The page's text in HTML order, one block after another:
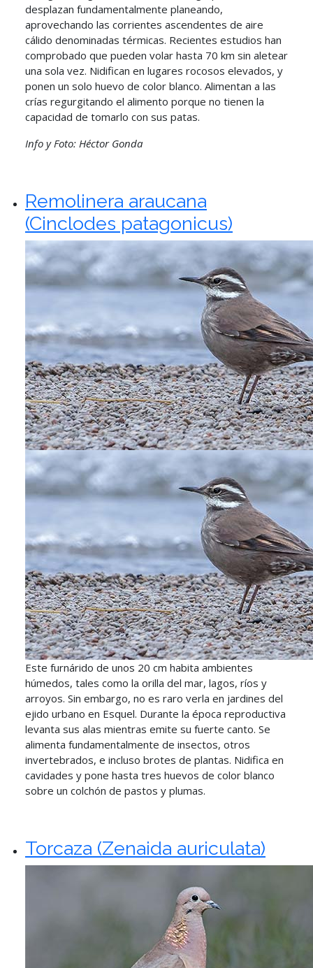
desplazan fundamentalmente planeando,
aprovechando las corrientes ascendentes de aire
cálido denominadas térmicas. Recientes estudios han
comprobado que pueden volar hasta 70 km sin aletear
una sola vez. Nidifican en lugares rocosos elevados, y
ponen un solo huevo de color blanco. Alimentan a las
crías regurgitando el alimento porque no tienen la
capacidad de tomarlo con sus patas.
Info y Foto: Héctor Gonda
Remolinera araucana
(Cinclodes patagonicus)
Este furnárido de unos 20 cm habita ambientes
húmedos, tales como la orilla del mar, lagos, ríos y
arroyos. Sin embargo, no es raro verla en jardines del
ejido urbano en Esquel. Durante la época reproductiva
levanta sus alas mientras emite su fuerte canto. Se
alimenta fundamentalmente de insectos, otros
invertebrados, e incluso brotes de plantas. Nidifica en
cavidades y pone hasta tres huevos de color blanco
sobre un colchón de pastos y plumas.
Torcaza (Zenaida auriculata)